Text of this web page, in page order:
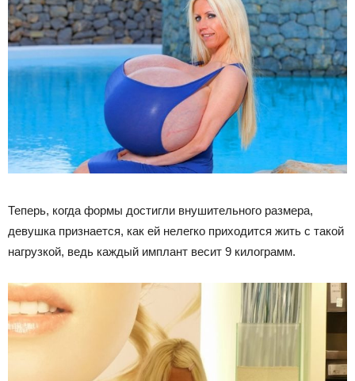
Теперь, когда формы достигли внушительного размера,
девушка признается, как ей нелегко приходится жить с такой
нагрузкой, ведь каждый имплант весит 9 килограмм.